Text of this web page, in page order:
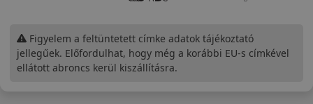
Figyelem a feltüntetett címke adatok tájékoztató
jellegűek. Előfordulhat, hogy még a korábbi EU-s címkével
ellátott abroncs kerül kiszállításra.